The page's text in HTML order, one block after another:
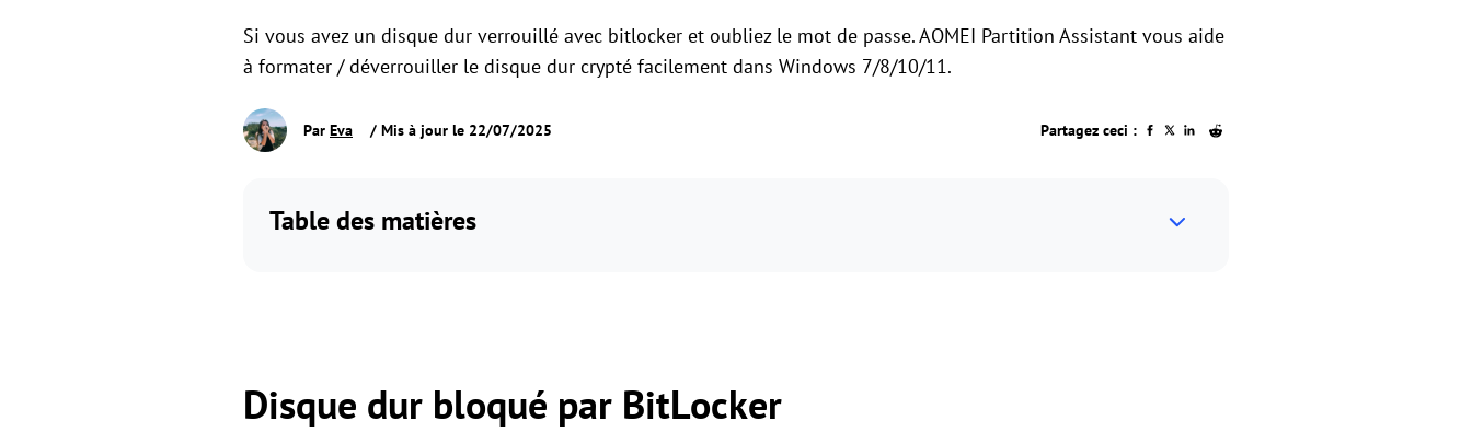
Si vous avez un disque dur verrouillé avec bitlocker et oubliez le mot de passe. AOMEI Partition Assistant vous aide
à formater / déverrouiller le disque dur crypté facilement dans Windows 7/8/10/11.
Par Eva / Mis à jour le 22/07/2025 Partagez ceci :
Table des matières
Disque dur bloqué par BitLocker